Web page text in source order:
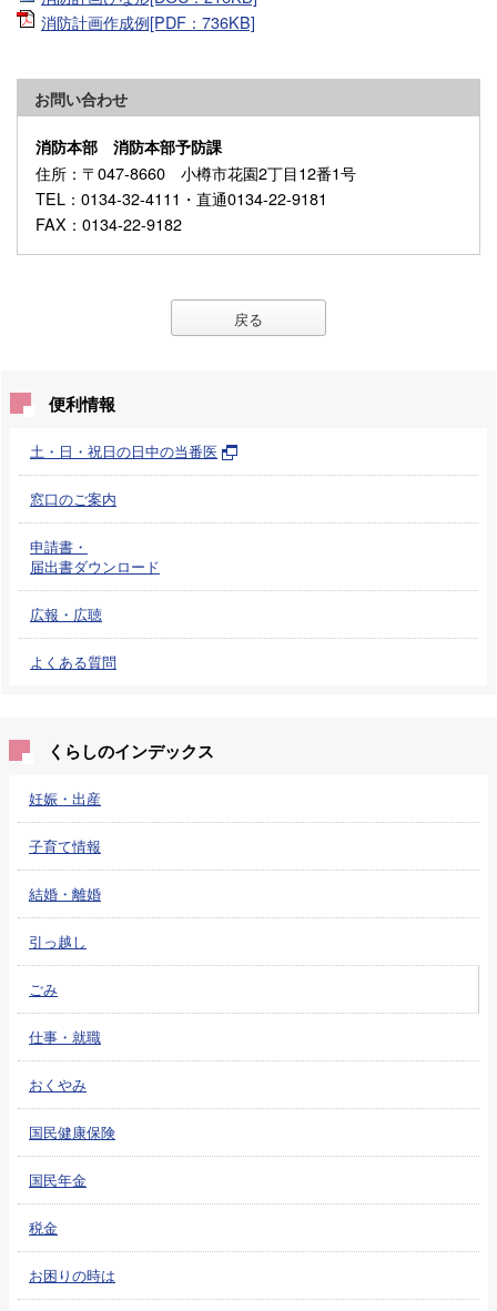
消防計画作成例[PDF：736KB]
お問い合わせ
消防本部 消防本部予防課
住所 ：〒047-8660 小樽市花園2丁目12番1号
TEL ：0134-32-4111・直通0134-22-9181
FAX ：0134-22-9182
戻る
便利情報
土・日・祝日の日中の当番医
窓口のご案内
申請書・
届出書ダウンロード
広報・広聴
よくある質問
くらしのインデックス
妊娠・出産
子育て情報
結婚・離婚
引っ越し
ごみ
仕事・就職
おくやみ
国民健康保険
国民年金
税金
お困りの時は